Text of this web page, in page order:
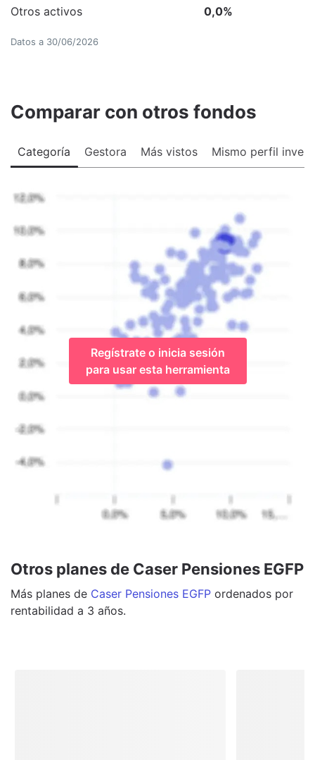
Otros activos 0,0%
Datos a 30/06/2026
Comparar con otros fondos
Categoría Gestora Más vistos Mismo perfil
Regístrate o inicia sesión
para usar esta herramienta
Otros planes de Caser Pensiones EGFP
Más planes de Caser Pensiones EGFP ordenados por
rentabilidad a 3 años.